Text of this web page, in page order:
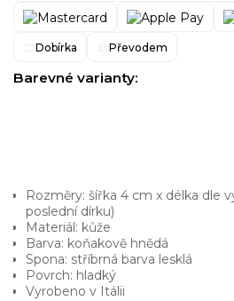
Dobírka Převodem
Barevné varianty:
Rozměry: šířka 4 cm x délka dle
poslední dírku)
Materiál: kůže
Barva: koňakově hnědá
Spona: stříbrná barva lesklá
Povrch: hladký
Vyrobeno v Itálii